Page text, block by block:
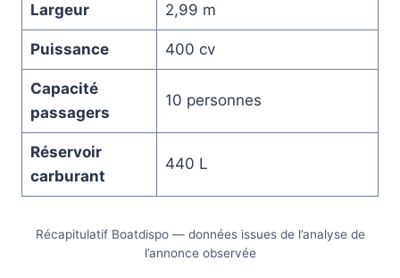
Largeur 2,99 m
Puissance 400 cv
Capacité
passagers
10 personnes
Réservoir
carburant
440 L
Récapitulatif Boatdispo — données issues de l’analyse de
l’annonce observée